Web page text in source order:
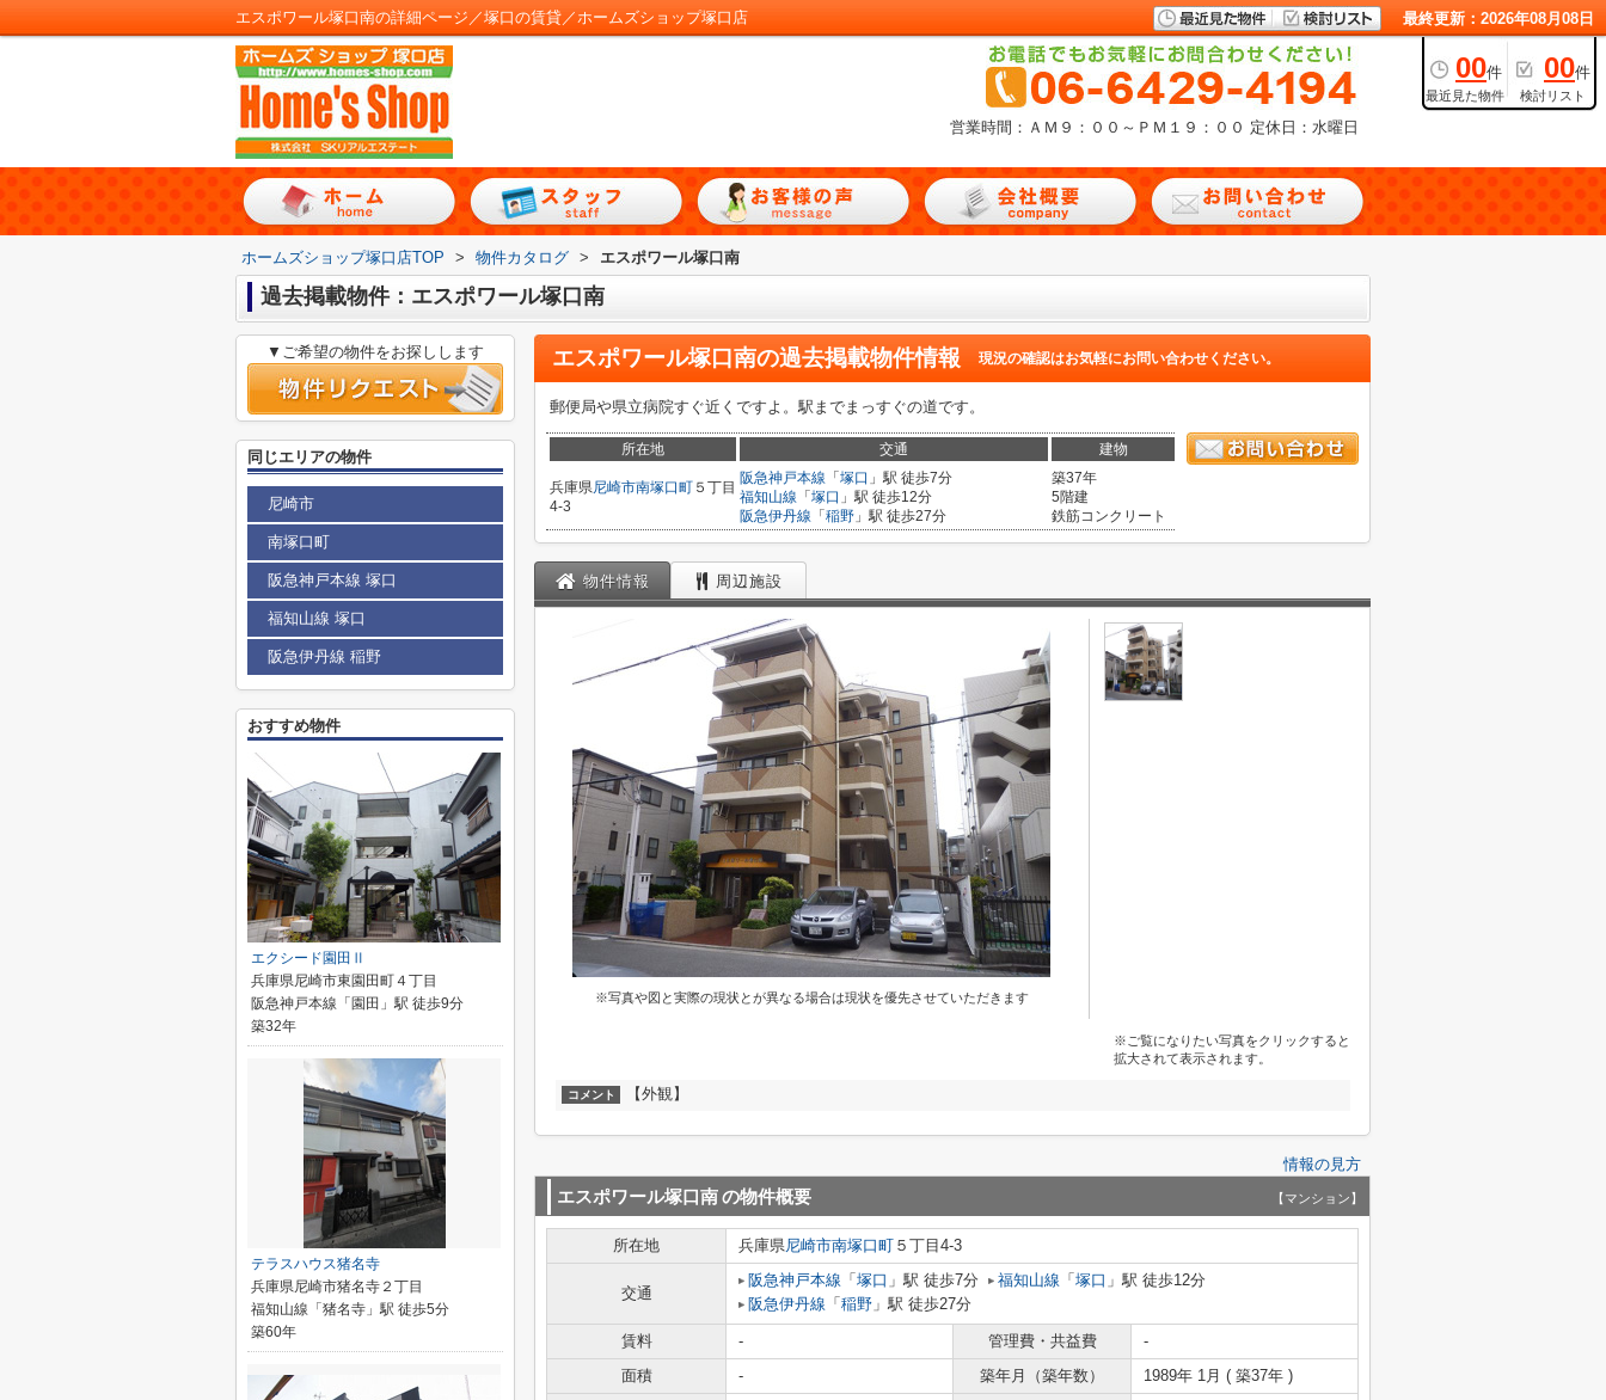
エスポワール塚口南の詳細ページ／塚口の賃貸／ホームズショップ塚口店 最終更新：2026年08月08日
00件
最近見た物件
00件
検討リスト
営業時間：ＡＭ９：００～ＰＭ１９：００ 定休日：水曜日
ホームズショップ塚口店TOP > 物件カタログ > エスポワール塚口南
過去掲載物件：エスポワール塚口南
エスポワール塚口南の過去掲載物件情報 現況の確認はお気軽にお問い合わせください。
郵便局や県立病院すぐ近くですよ。駅までまっすぐの道です。
所在地 交通 建物
兵庫県尼崎市南塚口町 ５丁目
4-3
阪急神戸本線 「 塚口 」駅 徒歩7分
福知山線 「 塚口 」駅 徒歩12分
阪急伊丹線 「 稲野 」駅 徒歩27分
築37年
5階建
鉄筋コンクリート
物件情報 周辺施設
※写真や図と実際の現状とが異なる場合は現状を優先させていただきます
※ご覧になりたい写真をクリックすると
拡大されて表示されます。
コメント 【外観】
情報の見方
エスポワール塚口南の物件概要 【マンション】
所在地 兵庫県尼崎市南塚口町 ５丁目4-3
交通
阪急神戸本線 「 塚口 」駅 徒歩7分 福知山線 「 塚口 」駅 徒歩12分
阪急伊丹線 「 稲野 」駅 徒歩27分
賃料 - 管理費・共益費
-
面積
- 築年月（築年数） 1989年 1月 ( 築37年 )
▼ご希望の物件をお探しします
同じエリアの物件
尼崎市
南塚口町
阪急神戸本線 塚口
福知山線 塚口
阪急伊丹線 稲野
おすすめ物件
エクシード園田Ⅱ
兵庫県尼崎市東園田町４丁目
阪急神戸本線「園田」駅 徒歩9分
築32年
テラスハウス猪名寺
兵庫県尼崎市猪名寺２丁目
福知山線「猪名寺」駅 徒歩5分
築60年